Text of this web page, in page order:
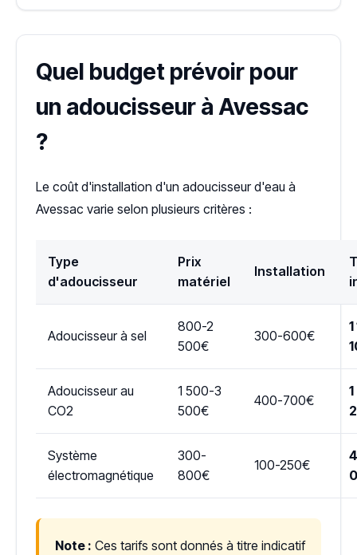
Quel budget prévoir pour
un adoucisseur à Avessac
?
Le coût d'installation d'un adoucisseur d'eau à
Avessac varie selon plusieurs critères :
Type
d'adoucisseur
Prix
matériel
Installation
Adoucisseur à sel
800-2
500€
300-600€
Adoucisseur au
CO2
1 500-3
500€
400-700€
Système
électromagnétique
300-
800€
100-250€
Note : Ces tarifs sont donnés à titre indicatif